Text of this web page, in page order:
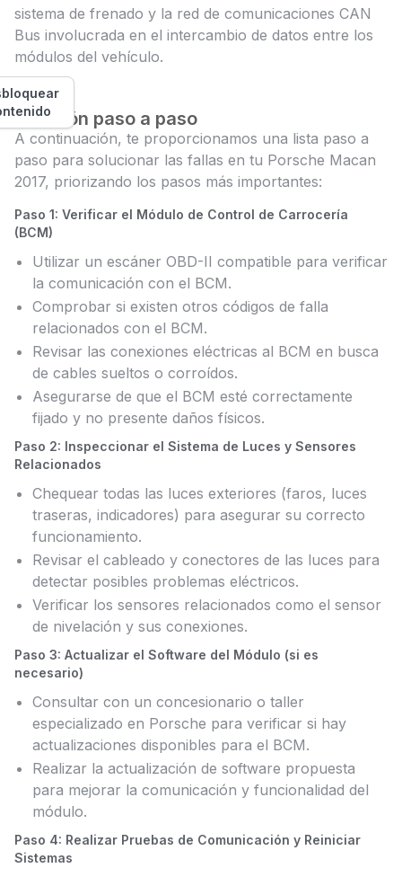
sistema de frenado y la red de comunicaciones CAN
Bus involucrada en el intercambio de datos entre los
módulos del vehículo.
Solución paso a paso
A continuación, te proporcionamos una lista paso a
paso para solucionar las fallas en tu Porsche Macan
2017, priorizando los pasos más importantes:
Paso 1: Verificar el Módulo de Control de Carrocería
(BCM)
Utilizar un escáner OBD-II compatible para verificar
la comunicación con el BCM.
Comprobar si existen otros códigos de falla
relacionados con el BCM.
Revisar las conexiones eléctricas al BCM en busca
de cables sueltos o corroídos.
Asegurarse de que el BCM esté correctamente
fijado y no presente daños físicos.
Paso 2: Inspeccionar el Sistema de Luces y Sensores
Relacionados
Chequear todas las luces exteriores (faros, luces
traseras, indicadores) para asegurar su correcto
funcionamiento.
Revisar el cableado y conectores de las luces para
detectar posibles problemas eléctricos.
Verificar los sensores relacionados como el sensor
de nivelación y sus conexiones.
Paso 3: Actualizar el Software del Módulo (si es
necesario)
Consultar con un concesionario o taller
especializado en Porsche para verificar si hay
actualizaciones disponibles para el BCM.
Realizar la actualización de software propuesta
para mejorar la comunicación y funcionalidad del
módulo.
Paso 4: Realizar Pruebas de Comunicación y Reiniciar
Sistemas